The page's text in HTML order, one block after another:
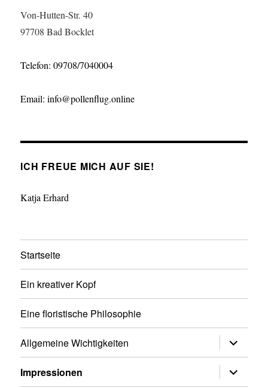
Von-Hutten-Str. 40
97708 Bad Bocklet
Telefon: 09708/7040004
Email: info@pollenflug.online
ICH FREUE MICH AUF SIE!
Katja Erhard
Startseite
Ein kreativer Kopf
Eine floristische Philosophie
Allgemeine Wichtigkeiten
anzeigen
Impressionen
anzeigen